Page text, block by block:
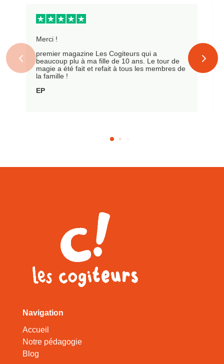
Merci !
premier magazine Les Cogiteurs qui a
beaucoup plu à ma fille de 10 ans. Le tour de
magie a été fait et refait à tous les membres de
la famille !
EP
Navigation
Accueil
Notre pédagogie
Blog